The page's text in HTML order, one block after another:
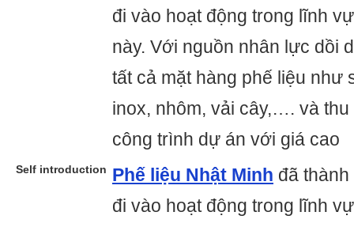
đi vào hoạt động trong lĩnh
này. Với nguồn nhân lực dồi
tất cả mặt hàng phế liệu như
inox, nhôm, vải cây,…. và
công trình dự án với giá cao
Self introduction Phế liệu Nhật Minh đã
đi vào hoạt động trong lĩnh